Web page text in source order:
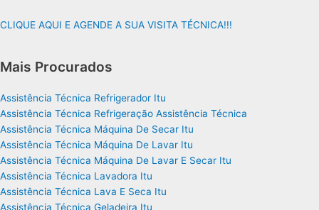
CLIQUE AQUI E AGENDE A SUA VISITA TÉCNICA!!!
Mais Procurados
Assistência Técnica Refrigerador Itu
Assistência Técnica Refrigeração Assistência Técnica
Assistência Técnica Máquina De Secar Itu
Assistência Técnica Máquina De Lavar Itu
Assistência Técnica Máquina De Lavar E Secar Itu
Assistência Técnica Lavadora Itu
Assistência Técnica Lava E Seca Itu
Assistência Técnica Geladeira Itu